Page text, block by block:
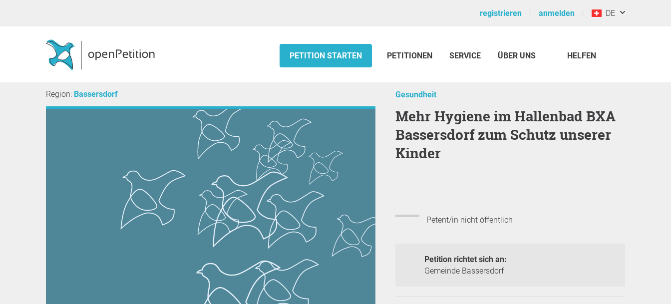
registrieren anmelden DE
PETITION STARTEN PETITIONEN SERVICE ÜBER UNS HELFEN
Region: Bassersdorf Gesundheit
Mehr Hygiene im Hallenbad BXA
Bassersdorf zum Schutz unserer
Kinder
Petent/in nicht öffentlich
Petition richtet sich an:
Gemeinde Bassersdorf